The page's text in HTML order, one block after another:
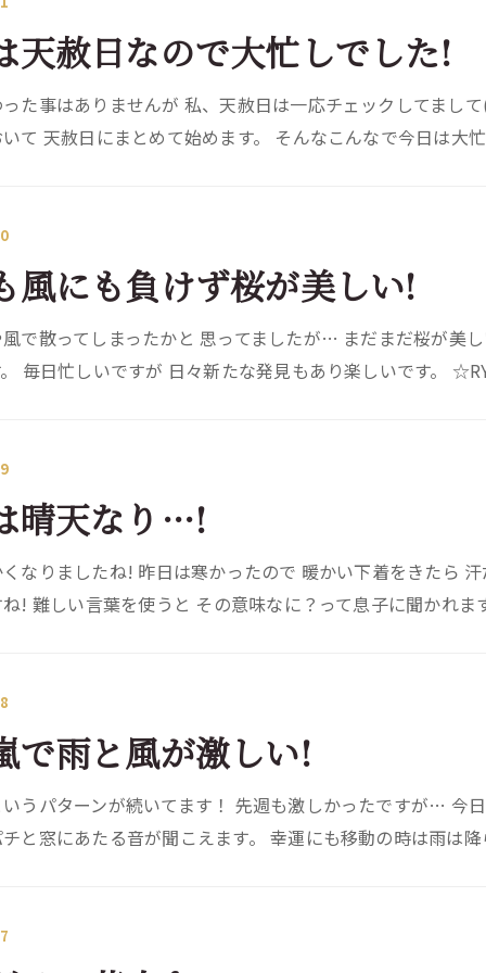
天赦日なので大忙しでした!
た事はありませんが 私、天赦日は一応チェックしてまし
て 天赦日にまとめて始めます。 そんなこんなで今日は大
風にも負けず桜が美しい!
で散ってしまったかと 思ってましたが… まだまだ桜が美
毎日忙しいですが 日々新たな発見もあり楽しいです。
晴天なり…!
なりましたね! 昨日は寒かったので 暖かい下着をきたら
! 難しい言葉を使うと その意味なに？って息子に聞かれ
で雨と風が激しい!
うパターンが続いてます！ 先週も激しかったですが… 今
と窓にあたる音が聞こえます。 幸運にも移動の時は雨は